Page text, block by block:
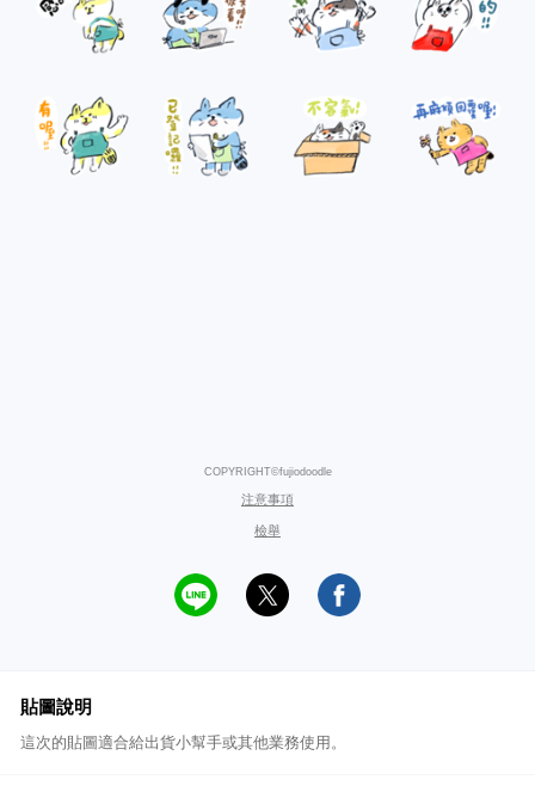
COPYRIGHT©fujiodoodle
注意事項
檢舉
貼圖說明
這次的貼圖適合給出貨小幫手或其他業務使用。